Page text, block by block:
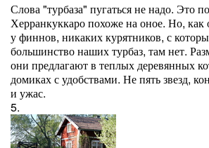
Слова "турбаза" пугаться не надо. Это
Херранкуккаро похоже на оное. Но,
у финнов, никаких курятников, с
большинство наших турбаз, там нет.
они предлагают в теплых деревянных
домиках с удобствами. Не пять звезд,
и ужас.
5.